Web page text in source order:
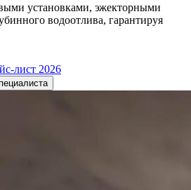
установками, эжекторными
водоотлива, гарантируя
лист 2026